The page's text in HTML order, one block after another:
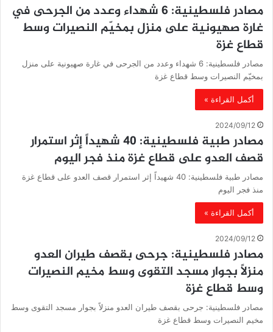
مصادر فلسطينية: 6 شهداء وعدد من الجرحى في
غارة صهيونية على منزل بمخيّم النصيرات وسط
قطاع غزة
مصادر فلسطينية: 6 شهداء وعدد من الجرحى في غارة صهيونية على منزل
بمخيّم النصيرات وسط قطاع غزة
أكمل القراءة »
2024/09/12
مصادر طبية فلسطينية: 40 شهيداً إثر استمرار
قصف العدو على قطاع غزة منذ فجر اليوم
مصادر طبية فلسطينية: 40 شهيداً إثر استمرار قصف العدو على قطاع غزة
منذ فجر اليوم
أكمل القراءة »
2024/09/12
مصادر فلسطينية: جرحى بقصف طيران العدو
منزلاً بجوار مسجد التقوى وسط مخيم النصيرات
وسط قطاع غزة
مصادر فلسطينية: جرحى بقصف طيران العدو منزلاً بجوار مسجد التقوى وسط
مخيم النصيرات وسط قطاع غزة